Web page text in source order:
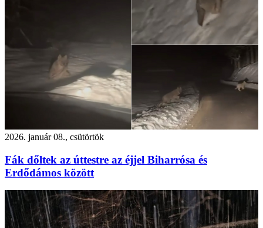
2026. január 08., csütörtök
Fák dőltek az úttestre az éjjel Biharrósa és
Erdődámos között